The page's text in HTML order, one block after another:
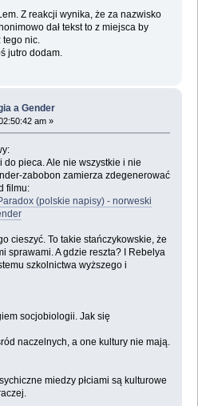
Z reakcji wynika, że za nazwisko
dał tekst to z miejsca by
nic.
jutro dodam.
a Gender
am »
do pieca. Ale nie wszystkie i nie
zabobon zamierza zdegenerować
filmu:
(polskie napisy) - norweski
cieszyć. To takie stańczykowskie, że
sprawami. A gdzie reszta? I Rebelya
szkolnictwa wyższego i
socjobiologii. Jak się
naczelnych, a one kultury nie mają.
miedzy płciami są kulturowe